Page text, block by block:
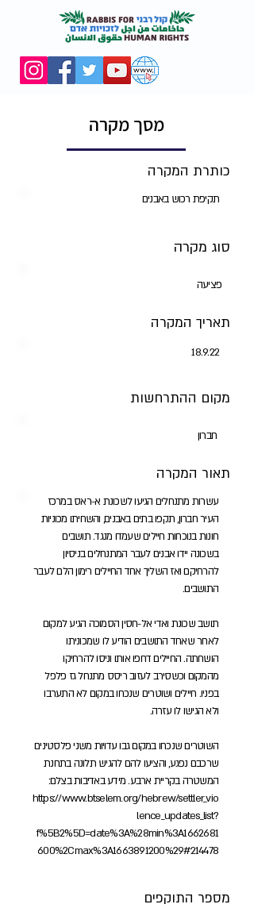
מסך מקרה
כותרת המקרה
תקיפת רכוש באבנים
סוג מקרה
פציעה
תאריך המקרה
18.9.22
מקום ההתרחשות
חברון
תאור המקרה
עשרות מתנחלים הגיעו לשכונת א-ראס במרכז
העיר חברון, תקפו בתים באבנים, והשחיתו מכוניות
חונות בנוכחות חיילים שעמדו מנגד. תושבים
בשכונה יידו אבנים לעבר המתנחלים בניסיון
להרחיקם ואז השליך אחד החיילים רימון הלם לעבר
התושבים.
תושב שכונת ואדי אל-חסין הסמוכה הגיע למקום
לאחר שאחד התושבים הודיע לו שמכוניתו
הושחתה. החיילים דחפו אותו וניסו להרחיקו
מהמקום וכשסירב לעזוב ריסס מתנחל גז פלפל
בפניו. חיילים ושוטרים שנכחו במקום לא התערבו
ולא הגישו לו עזרה.
השוטרים שנכחו במקום גבו עדויות משני פלסטינים
שרכבם נפגע, והציעו להם להגיש תלונה בתחנת
המשטרה בקריית ארבע. מידע באדיבות בצלם:
https://www.btselem.org/hebrew/settler_vio
lence_updates_list?
f%5B2%5D=date%3A%28min%3A1662681
600%2Cmax%3A1663891200%29#214478
מספר התוקפים